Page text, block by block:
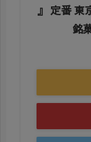
』 定番 東
銘